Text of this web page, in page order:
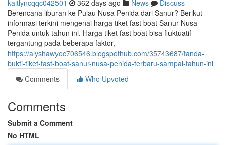
kaitlyncqqc042501 362 days ago News
Discuss
Berencana liburan ke Pulau Nusa Penida dari Sanur? Berikut
informasi terkini mengenai harga tiket fast boat Sanur-Nusa
Penida untuk tahun ini. Harga tiket fast boat bisa fluktuatif
tergantung pada beberapa faktor,
https://alyshawyoc706546.blogspothub.com/35743687/tanda-
bukti-tiket-fast-boat-sanur-nusa-penida-terbaru-sampai-tahun-ini
Comments
Who Upvoted
Comments
Submit a Comment
No HTML